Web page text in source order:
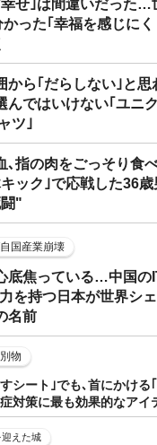
せ｣は間違いだった…
った｢幸福を感じに
から｢だらしない｣と思
ではいけない｢ユニ
ツ｣
､指の肉をごっそり食
ック｣で応戦した36歳
"
国産業崩壊
底焦っている…中国の
を持つ日本が世界シ
名前
物
シート｣でも､首にかける
対策に最も効果的なアイ
えた城